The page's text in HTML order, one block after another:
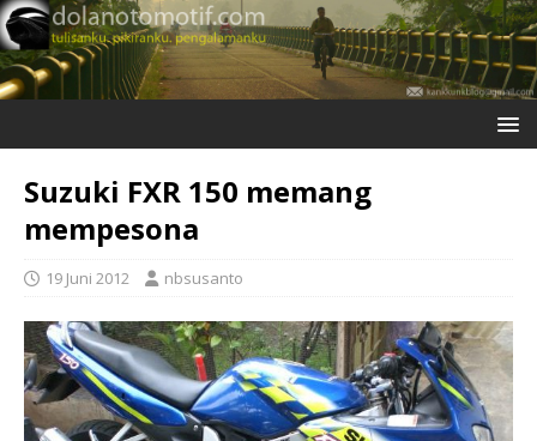
Suzuki FXR 150 memang
mempesona
19 Juni 2012 nbsusanto